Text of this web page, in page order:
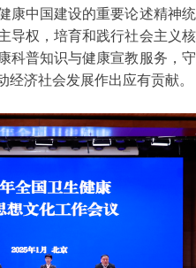
中国建设的重要论述精神
导权，培育和践行社会主义
普知识与健康宣教服务，
济社会发展作出应有贡献。